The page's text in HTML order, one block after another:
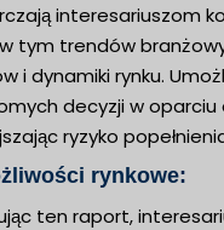
interesariuszom
tym trendów
i dynamiki rynku.
decyzji w
ryzyko
rynkowe:
ten raport,